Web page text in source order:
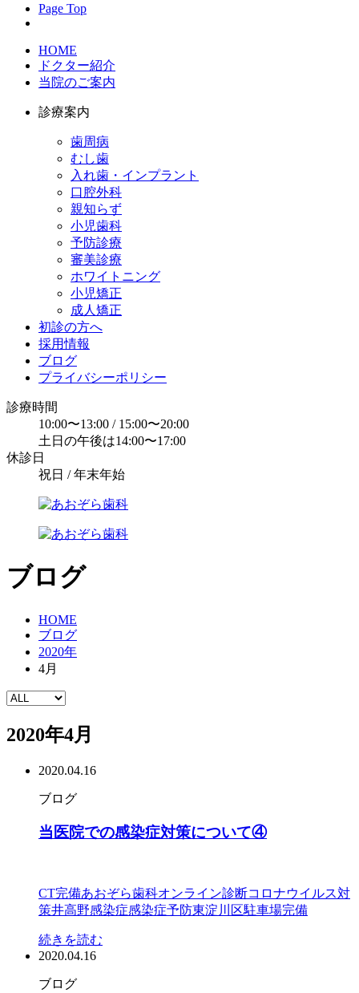
Page Top
HOME
ドクター紹介
当院のご案内
診療案内
歯周病
むし歯
入れ歯・インプラント
口腔外科
親知らず
小児歯科
予防診療
審美診療
ホワイトニング
小児矯正
成人矯正
初診の方へ
採用情報
ブログ
プライバシーポリシー
診療時間
10:00〜13:00 / 15:00〜20:00
土日の午後は14:00〜17:00
休診日
祝日 / 年末年始
ブログ
HOME
ブログ
2020年
4月
2020年4月
2020.04.16
ブログ
当医院での感染症対策について④
CT完備あおぞら歯科オンライン診断コロナウイルス対
策井高野感染症感染症予防東淀川区駐車場完備
続きを読む
2020.04.16
ブログ